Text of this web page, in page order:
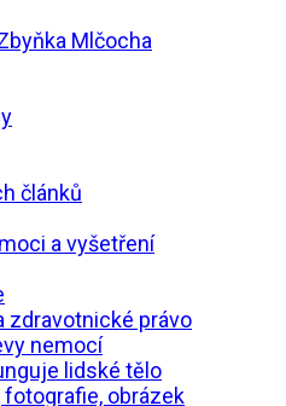
Mlčocha
článků
a vyšetření
zdravotnické právo
nemocí
lidské tělo
fotografie, obrázek